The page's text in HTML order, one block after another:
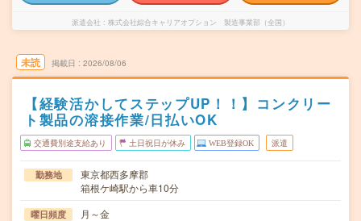
派遣会社 株式会社綜合キャリアオプション 製造事業部（全国）
未読 掲載日 2026/08/06
【経験活かしてステップUP！！】コンクリー
ト製品の溶接作業/日払いOK
交通費別途支給あり 土日祝日が休み WEB登録OK 派遣
勤務地
東京都西多摩郡
箱根ケ崎駅から車10分
曜日頻度 月～金